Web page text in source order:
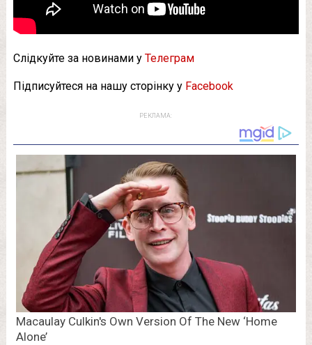
Слідкуйте за новинами у Телеграм
Підписуйтеся на нашу сторінку у Facebook
РЕКЛАМА: